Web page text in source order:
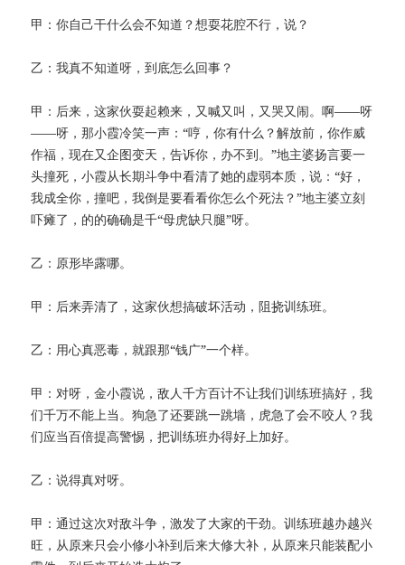
甲：你自己干什么会不知道？想耍花腔不行，说？
乙：我真不知道呀，到底怎么回事？
甲：后来，这家伙耍起赖来，又喊又叫，又哭又闹。啊——呀
——呀，那小霞冷笑一声：“哼，你有什么？解放前，你作威
作福，现在又企图变天，告诉你，办不到。”地主婆扬言要一
头撞死，小霞从长期斗争中看清了她的虚弱本质，说：“好，
我成全你，撞吧，我倒是要看看你怎么个死法？”地主婆立刻
吓瘫了，的的确确是千“母虎缺只腿”呀。
乙：原形毕露哪。
甲：后来弄清了，这家伙想搞破坏活动，阻挠训练班。
乙：用心真恶毒，就跟那“钱广”一个样。
甲：对呀，金小霞说，敌人千方百计不让我们训练班搞好，我
们千万不能上当。狗急了还要跳一跳墙，虎急了会不咬人？我
们应当百倍提高警惕，把训练班办得好上加好。
乙：说得真对呀。
甲：通过这次对敌斗争，激发了大家的干劲。训练班越办越兴
旺，从原来只会小修小补到后来大修大补，从原来只能装配小